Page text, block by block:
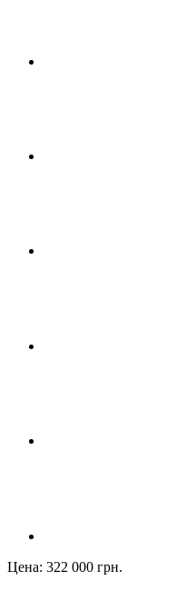
Цена: 322 000 грн.